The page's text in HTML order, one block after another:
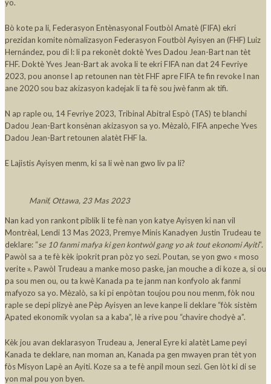
yo.
Bò kote pa li, Federasyon Entènasyonal Foutbòl Amatè (FIFA) ekri
prezidan komite nòmalizasyon Federasyon Foutbòl Ayisyen an (FHF) Luiz
Hernández, pou di l: li pa rekonèt doktè Yves Dadou Jean-Bart nan tèt
FHF. Doktè Yves Jean-Bart ak avoka li te ekri FIFA nan dat 24 Fevriye
2023, pou anonse l ap retounen nan tèt FHF apre FIFA te fin revoke l nan
ane 2020 sou baz akizasyon kadejak li ta fè sou jwè fanm ak tifi.
N ap raple ou, 14 Fevriye 2023, Tribinal Abitral Espò (TAS) te blanchi
Dadou Jean-Bart konsènan akizasyon sa yo. Mèzalò, FIFA anpeche Yves
Dadou Jean-Bart retounen alatèt FHF la.
E Lajistis Ayisyen menm, ki sa li wè nan gwo liv pa li?
Manif, Ottawa, 23 Mas 2023
Nan kad yon rankont piblik li te fè nan yon katye Ayisyen ki nan vil
Montrèal, Lendi 13 Mas 2023, Premye Minis Kanadyen Justin Trudeau te
deklare: “se 10 fanmi mafya ki gen kontwòl gang yo ak tout ekonomi Ayiti“.
Pawòl sa a te fè kèk ipokrit pran pòz yo sezi. Poutan, se yon gwo « moso
verite ». Pawòl Trudeau a manke moso paske, jan mouche a di koze a, si ou
pa sou men ou, ou ta kwè Kanada pa te janm nan konfyolo ak fanmi
mafyozo sa yo. Mèzalò, sa ki pi enpòtan toujou pou nou menm, fòk nou
raple se depi plizyè ane Pèp Ayisyen an leve kanpe li deklare “fòk sistèm
Apated ekonomik vyolan sa a kaba”, lè a rive pou “chavire chodyè a”.
Kèk jou avan deklarasyon Trudeau a, Jeneral Eyre ki alatèt Lame peyi
Kanada te deklare, nan moman an, Kanada pa gen mwayen pran tèt yon
fòs Misyon Lapè an Ayiti. Koze sa a te fè anpil moun sezi. Gen lòt ki di se
yon mal pou yon byen.